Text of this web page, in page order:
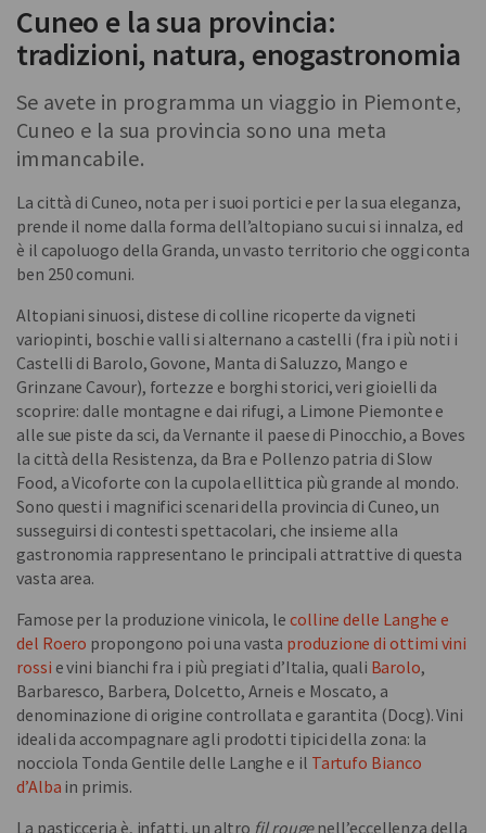
Cuneo e la sua provincia:
tradizioni, natura, enogastronomia
Se avete in programma un viaggio in Piemonte,
Cuneo e la sua provincia sono una meta
immancabile.
La città di Cuneo, nota per i suoi portici e per la sua eleganza,
prende il nome dalla forma dell’altopiano su cui si innalza, ed
è il capoluogo della Granda, un vasto territorio che oggi conta
ben 250 comuni.
Altopiani sinuosi, distese di colline ricoperte da vigneti
variopinti, boschi e valli si alternano a castelli (fra i più noti i
Castelli di Barolo, Govone, Manta di Saluzzo, Mango e
Grinzane Cavour), fortezze e borghi storici, veri gioielli da
scoprire: dalle montagne e dai rifugi, a Limone Piemonte e
alle sue piste da sci, da Vernante il paese di Pinocchio, a Boves
la città della Resistenza, da Bra e Pollenzo patria di Slow
Food, a Vicoforte con la cupola ellittica più grande al mondo.
Sono questi i magnifici scenari della provincia di Cuneo, un
susseguirsi di contesti spettacolari, che insieme alla
gastronomia rappresentano le principali attrattive di questa
vasta area.
Famose per la produzione vinicola, le colline delle Langhe e
del Roero propongono poi una vasta produzione di ottimi vini
rossi e vini bianchi fra i più pregiati d’Italia, quali Barolo,
Barbaresco, Barbera, Dolcetto, Arneis e Moscato, a
denominazione di origine controllata e garantita (Docg). Vini
ideali da accompagnare agli prodotti tipici della zona: la
nocciola Tonda Gentile delle Langhe e il Tartufo Bianco
d’Alba in primis.
La pasticceria è, infatti, un altro fil rougenell’eccellenza della